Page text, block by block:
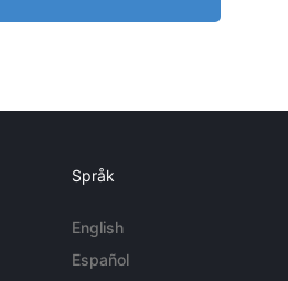
Språk
English
Español